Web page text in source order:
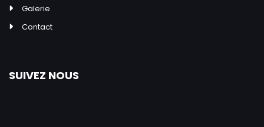
Galerie
Contact
SUIVEZ NOUS